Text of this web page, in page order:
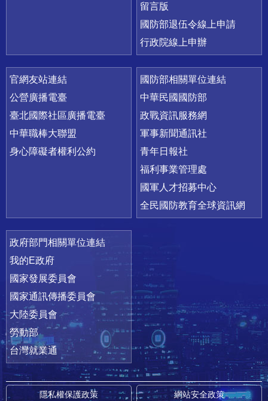
留言版
國防部退伍令線上申請
行政院線上申辦
官網友站連結
公營廣播電臺
臺北國際社區廣播電臺
中華職棒大聯盟
身心障礙者權利公約
國防部相關單位連結
中華民國國防部
政戰資訊服務網
軍事新聞通訊社
青年日報社
福利事業管理處
國軍人才招募中心
全民國防教育全球資訊網
政府部門相關單位連結
我的E政府
國家發展委員會
國家通訊傳播委員會
大陸委員會
勞動部
台灣就業通
隱私權保護政策 網站安全政策